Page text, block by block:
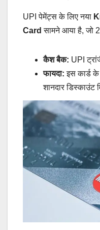
UPI पेमेंट्स के लिए नया
Card सामने आया है, जो
कैश बैक: UPI
फायदा: इस कार्ड
शानदार डिस्काउंट